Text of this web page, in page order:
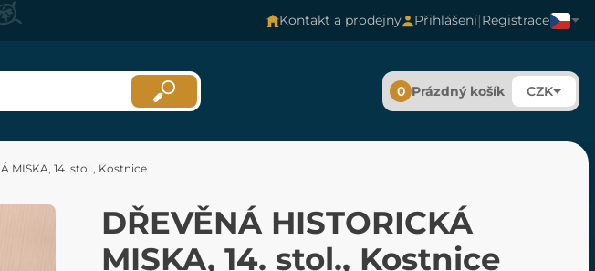
Kontakt a prodejny Přihlášení|Registrace
0 Prázdný košík CZK
MISKA, 14. stol., Kostnice
DŘEVĚNÁ HISTORICKÁ
MISKA, 14. stol., Kostnice